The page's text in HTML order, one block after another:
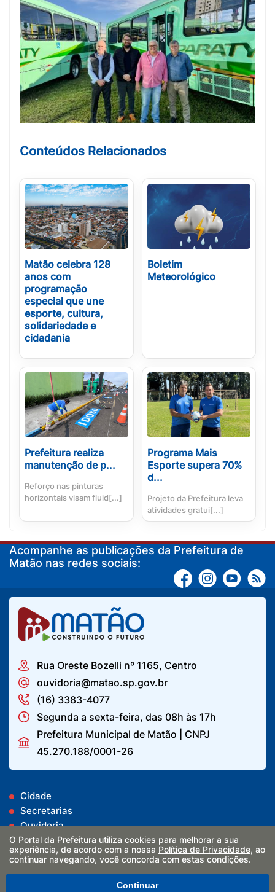
Conteúdos Relacionados
Matão celebra 128
anos com
programação
especial que une
esporte, cultura,
solidariedade e
cidadania
Boletim
Meteorológico
Prefeitura realiza
manutenção de p...
Reforço nas pinturas
horizontais visam fluid[...]
Programa Mais
Esporte supera 70%
d...
Projeto da Prefeitura leva
atividades gratui[...]
Acompanhe as publicações da Prefeitura de
Matão nas redes sociais:
Rua Oreste Bozelli nº 1165, Centro
ouvidoria@matao.sp.gov.br
(16) 3383-4077
Segunda a sexta-feira, das 08h às 17h
Prefeitura Municipal de Matão | CNPJ
45.270.188/0001-26
Cidade
Secretarias
Ouvidoria
Programa Habitacional
DIPAM
O Portal da Prefeitura utiliza cookies para melhorar a sua
experiência, de acordo com a nossa Política de Privacidade, ao
continuar navegando, você concorda com estas condições.
Continuar